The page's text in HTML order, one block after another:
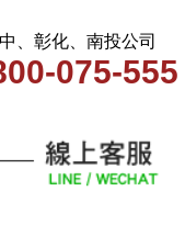
、彰化、南投公司
075-555